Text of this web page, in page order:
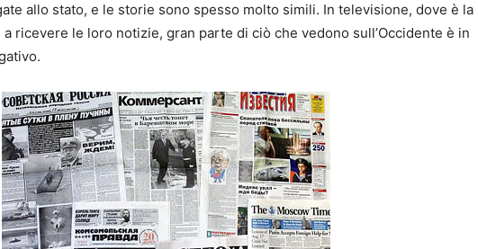
allo stato, e le storie sono spesso molto simili. In televisione, dove è la
ricevere le loro notizie, gran parte di ciò che vedono sull’Occidente è in